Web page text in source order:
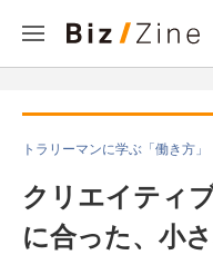
トラリーマンに学ぶ「働き方」
クリエイティ
に合った、小